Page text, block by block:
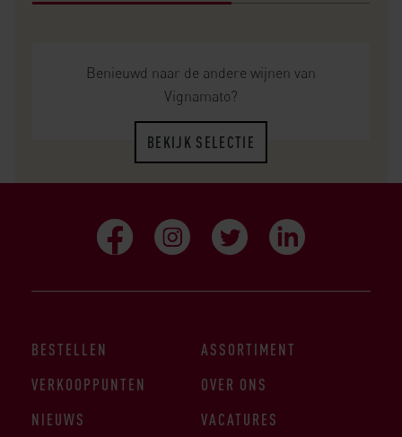
Benieuwd naar de andere wijnen van
Vignamato?
BEKIJK SELECTIE
BESTELLEN
ASSORTIMENT
VERKOOPPUNTEN
OVER ONS
NIEUWS
VACATURES